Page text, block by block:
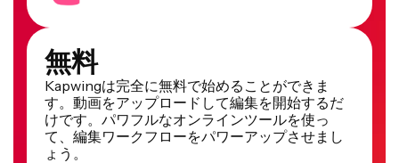
無料
Kapwingは完全に無料で始めることができま
す。動画をアップロードして編集を開始するだ
けです。パワフルなオンラインツールを使っ
て、編集ワークフローをパワーアップさせまし
ょう。